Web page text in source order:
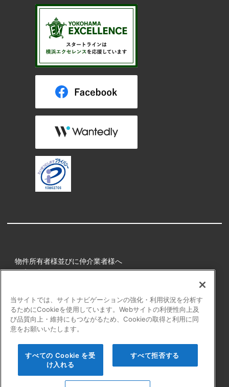
物件所有者様並びに仲介業者様へ
健康経営
プライバシーポリシー
障害者の表記について
よくある質問
当サイトでは、サイトナビゲーションの強化・利用状況を分析す
るためにCookieを使用しています。Webサイトの利便性向上及
び品質向上・維持にもつながるため、Cookieの取得と利用に同
意をお願いいたします。
すべての Cookie を受
け入れる
すべて拒否する